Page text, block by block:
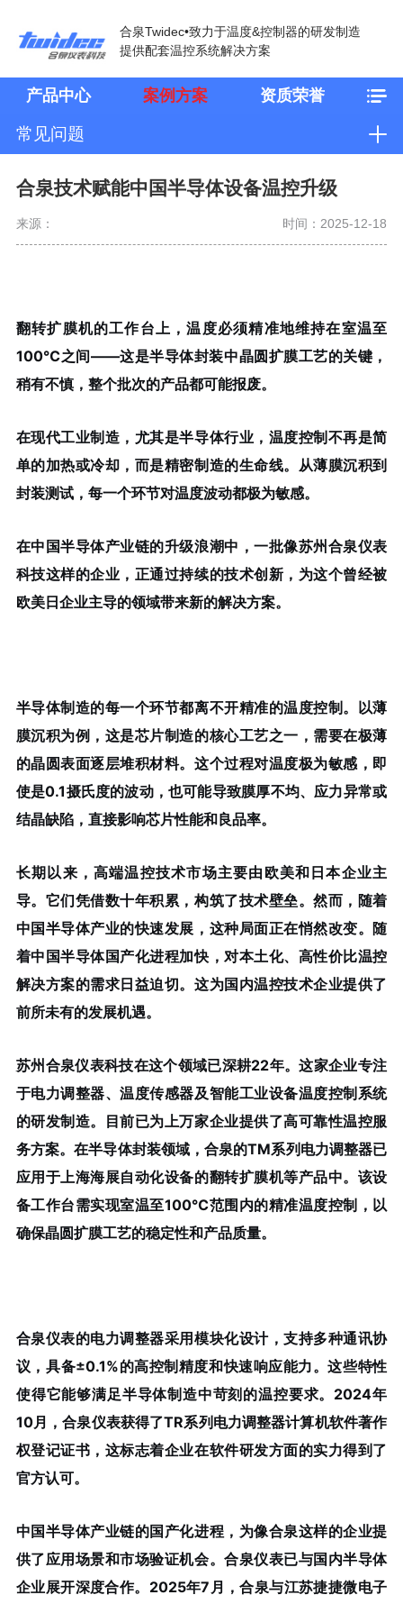
合泉Twidec•致力于温度&控制器的研发制造
提供配套温控系统解决方案
产品中心 案例方案 资质荣誉
常见问题
合泉技术赋能中国半导体设备温控升级
来源： 时间：2025-12-18
翻转扩膜机的工作台上，温度必须精准地维持在室温至
100℃之间——这是半导体封装中晶圆扩膜工艺的关键，
稍有不慎，整个批次的产品都可能报废。
在现代工业制造，尤其是半导体行业，温度控制不再是简
单的加热或冷却，而是精密制造的生命线。从薄膜沉积到
封装测试，每一个环节对温度波动都极为敏感。
在中国半导体产业链的升级浪潮中，一批像苏州合泉仪表
科技这样的企业，正通过持续的技术创新，为这个曾经被
欧美日企业主导的领域带来新的解决方案。
半导体制造的每一个环节都离不开精准的温度控制。以薄
膜沉积为例，这是芯片制造的核心工艺之一，需要在极薄
的晶圆表面逐层堆积材料。这个过程对温度极为敏感，即
使是0.1摄氏度的波动，也可能导致膜厚不均、应力异常或
结晶缺陷，直接影响芯片性能和良品率。
长期以来，高端温控技术市场主要由欧美和日本企业主
导。它们凭借数十年积累，构筑了技术壁垒。然而，随着
中国半导体产业的快速发展，这种局面正在悄然改变。随
着中国半导体国产化进程加快，对本土化、高性价比温控
解决方案的需求日益迫切。这为国内温控技术企业提供了
前所未有的发展机遇。
苏州合泉仪表科技在这个领域已深耕22年。这家企业专注
于电力调整器、温度传感器及智能工业设备温度控制系统
的研发制造。目前已为上万家企业提供了高可靠性温控服
务方案。在半导体封装领域，合泉的TM系列电力调整器已
应用于上海海展自动化设备的翻转扩膜机等产品中。该设
备工作台需实现室温至100℃范围内的精准温度控制，以
确保晶圆扩膜工艺的稳定性和产品质量。
合泉仪表的电力调整器采用模块化设计，支持多种通讯协
议，具备±0.1%的高控制精度和快速响应能力。这些特性
使得它能够满足半导体制造中苛刻的温控要求。2024年
10月，合泉仪表获得了TR系列电力调整器计算机软件著作
权登记证书，这标志着企业在软件研发方面的实力得到了
官方认可。
中国半导体产业链的国产化进程，为像合泉这样的企业提
供了应用场景和市场验证机会。合泉仪表已与国内半导体
企业展开深度合作。2025年7月，合泉与江苏捷捷微电子